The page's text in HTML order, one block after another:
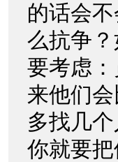
的话会
么抗争
要考虑
来他们
多找几
你就要